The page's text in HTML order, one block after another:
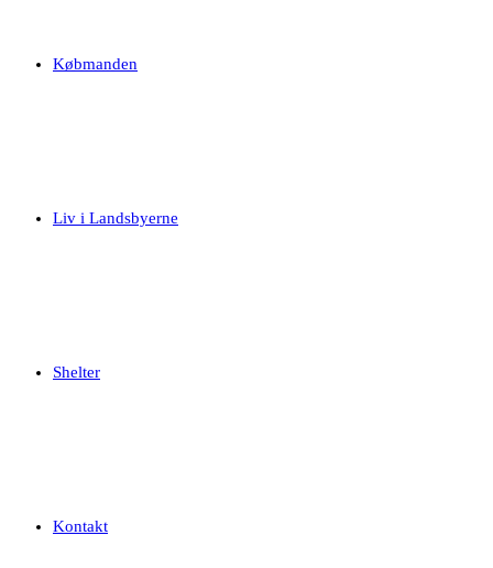
Købmanden
Liv i Landsbyerne
Shelter
Kontakt